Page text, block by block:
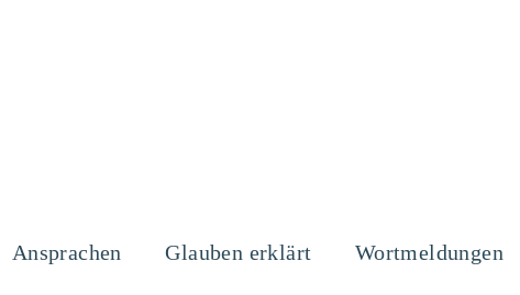
Ansprachen Glauben erklärt Wortmeldungen